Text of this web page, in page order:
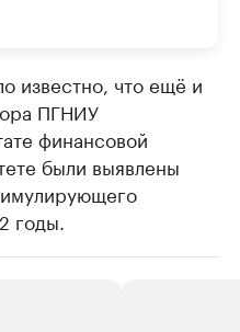
известно, что ещё и
ПГНИУ
финансовой
были выявлены
годы.